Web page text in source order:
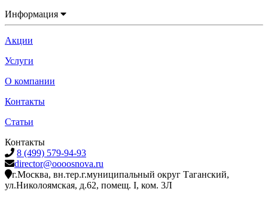
Информация
Акции
Услуги
О компании
Контакты
Статьи
Контакты
8 (499) 579-94-93
director@oooosnova.ru
г.Москва, вн.тер.г.муниципальный округ Таганский,
ул.Николоямская, д.62, помещ. I, ком. 3Л